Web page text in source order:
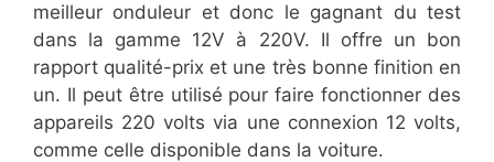
meilleur onduleur et donc le gagnant du test
dans la gamme 12V à 220V. Il offre un bon
rapport qualité-prix et une très bonne finition en
un. Il peut être utilisé pour faire fonctionner des
appareils 220 volts via une connexion 12 volts,
comme celle disponible dans la voiture.